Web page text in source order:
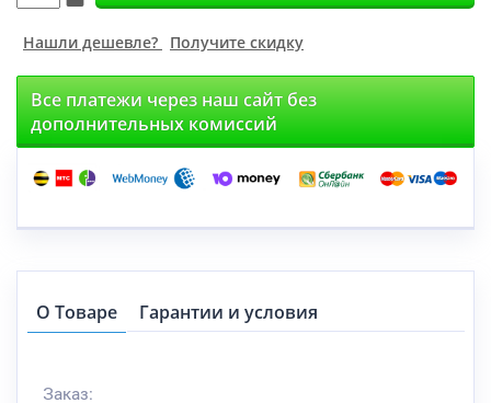
Нашли дешевле? Получите скидку
Все платежи через наш сайт без
дополнительных комиссий
О Товаре Гарантии и условия
Заказ: